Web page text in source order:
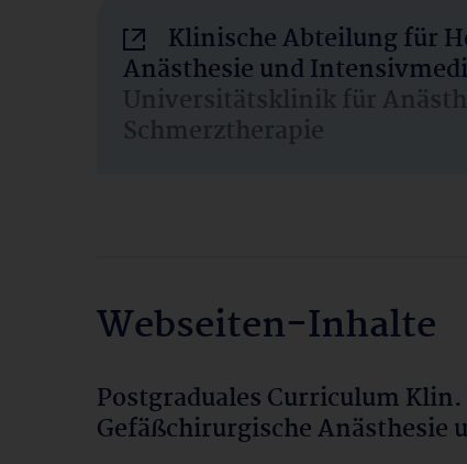
Klinische Abteilung für
Anästhesie und
Universitätsklinik für
Schmerztherapie
Webseiten-Inhalte
Postgraduales Curriculum
Gefäßchirurgische